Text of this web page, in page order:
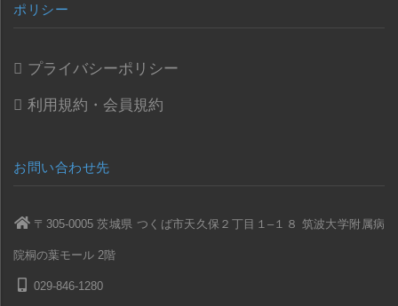
ポリシー
プライバシーポリシー
利用規約・会員規約
お問い合わせ先
〒305-0005 茨城県 つくば市天久保２丁目１–１８ 筑波大学附属病
院桐の葉モール 2階
029-846-1280